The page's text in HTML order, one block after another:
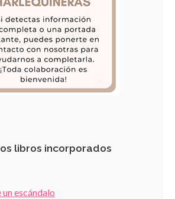
libros incorporados
un escándalo